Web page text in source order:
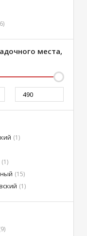
места,
(1)
(1)
(15)
(1)